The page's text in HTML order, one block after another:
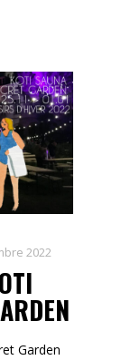
2022
Garden